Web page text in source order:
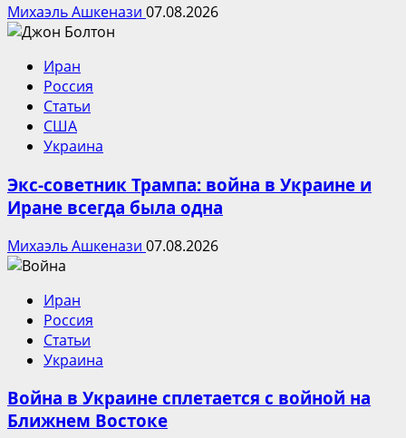
Михаэль Ашкенази 07.08.2026
Иран
Россия
Статьи
США
Украина
Экс-советник Трампа: война в Украине и
Иране всегда была одна
Михаэль Ашкенази 07.08.2026
Иран
Россия
Статьи
Украина
Война в Украине сплетается с войной на
Ближнем Востоке